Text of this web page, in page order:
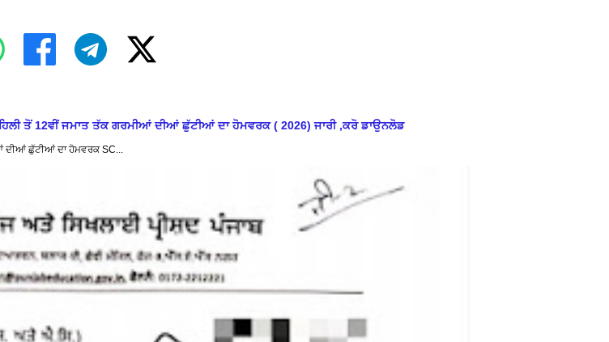
ਤੋਂ 12ਵੀਂ ਜਮਾਤ ਤੱਕ ਗਰਮੀਆਂ ਦੀਆਂ ਛੁੱਟੀਆਂ ਦਾ ਹੋਮਵਰਕ ( 2026) ਜਾਰੀ ,ਕਰੋ ਡਾਉਨਲੋਡ
ਦੀਆਂ ਛੁੱਟੀਆਂ ਦਾ ਹੋਮਵਰਕ SC...